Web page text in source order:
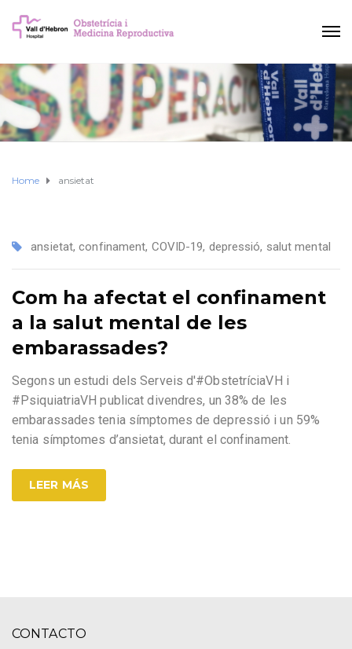
Home ansietat
ansietat,confinament, COVID-19, depressió, salut mental
Com ha afectat el confinament
a la salut mental de les
embarassades?
Segons un estudi dels Serveis d'#ObstetríciaVH i
#PsiquiatriaVH publicat divendres, un 38% de les
embarassades tenia símptomes de depressió i un 59%
tenia símptomes d’ansietat, durant el confinament.
LEER MÁS
CONTACTO